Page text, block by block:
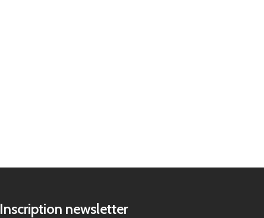
Inscription newsletter